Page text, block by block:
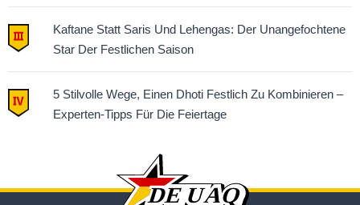
Kaftane Statt Saris Und Lehengas: Der Unangefochtene
Star Der Festlichen Saison
5 Stilvolle Wege, Einen Dhoti Festlich Zu Kombinieren –
Experten-Tipps Für Die Feiertage